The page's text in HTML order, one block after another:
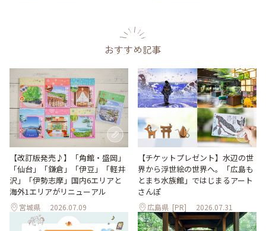
おすすめ記事
【改訂版発売♪】「角館・盛岡」
「仙台」「鎌倉」「伊豆」「軽井
沢」「伊勢志摩」国内6エリアと
海外1エリアがリニューアル
宮城県 2026.07.09
【チケットプレゼント】水辺の世
界から浮世絵の世界へ。「広島も
とまち水族館」ではじまるアート
さんぽ
広島県 [PR] 2026.07.31